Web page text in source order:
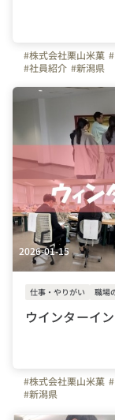
#株式会社栗山米菓
#社員紹介 #新潟県
2026-01-15
仕事・やりがい 職場
ウインターイ
#株式会社栗山米菓
#新潟県